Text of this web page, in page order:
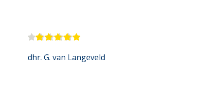
dhr. G. van Langeveld